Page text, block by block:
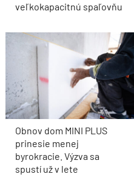
veľkokapacitnú spaľovňu
Obnov dom MINI PLUS
prinesie menej
byrokracie. Výzva sa
spustí už v lete